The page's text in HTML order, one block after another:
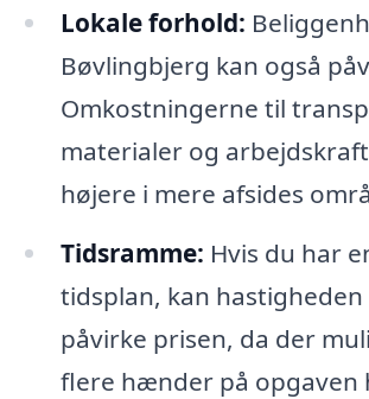
Lokale forhold:
Bøvlingbjerg kan også
Omkostningerne til
materialer og
højere i mere afsides
Tidsramme: Hvis du har
tidsplan, kan
påvirke prisen, da der
flere hænder på opgaven